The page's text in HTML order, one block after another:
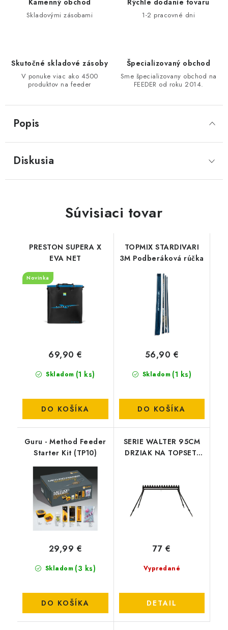
PRODUKTOV (GPSR)
Doprava Navštívte našu predajňu v MARCELOVEJ »
Kamenný obchod
Skladovými zásobami
Rýchle dodanie tovaru
1-2 pracovné dni
Skutočné skladové zásoby
V ponuke viac ako 4500
produktov na feeder
Špecializovaný obchod
Sme špecializovany obchod na
FEEDER od roku 2014.
Popis
Diskusia
Súvisiaci tovar
PRESTON SUPERA X
EVA NET
Novinka
Skladom (1 ks)
69,90 €
DO KOŠÍKA
TOPMIX STARDIVARI
3M Podberáková rúčka
Skladom (1 ks)
56,90 €
DO KOŠÍKA
Guru - Method Feeder
Starter Kit (TP10)
Skladom (3 ks)
29,99 €
DO KOŠÍKA
SERIE WALTER 95CM
DRZIAK NA TOPSET-
Vypredané
77 €
DETAIL